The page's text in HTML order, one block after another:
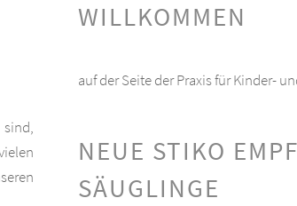
WILLKOMMEN
auf der Seite der Praxis für Kinder-
NEUE STIKO
SÄUGLINGE